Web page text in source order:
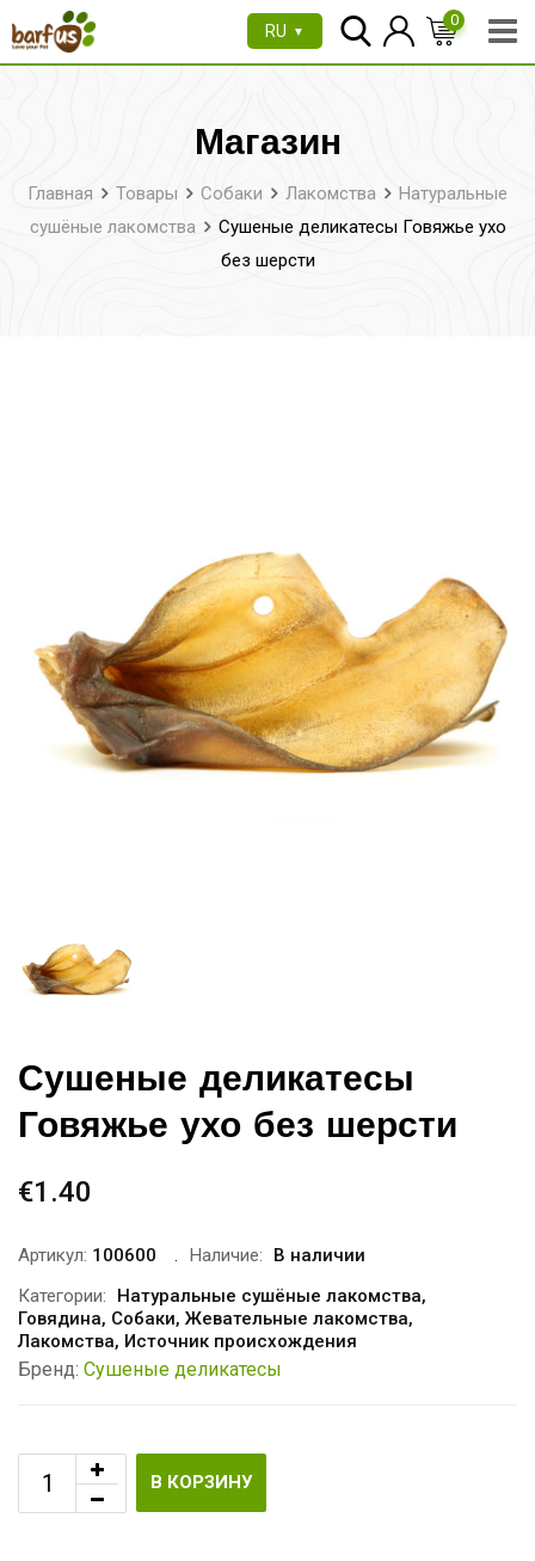
Перейти
RU ▼
0
Магазин
Главная Товары Собаки Лакомства
Натуральные
сушёные лакомства
Сушеные деликатесы Говяжье ухо
без шерсти
Сушеные деликатесы
Говяжье ухо без шерсти
€1.40
Артикул: 100600 Наличие:
В наличии
Категории:
Натуральные сушёные лакомства,
Говядина, Собаки, Жевательные лакомства,
Лакомства, Источник происхождения
Бренд: Сушеные деликатесы
В КОРЗИНУ